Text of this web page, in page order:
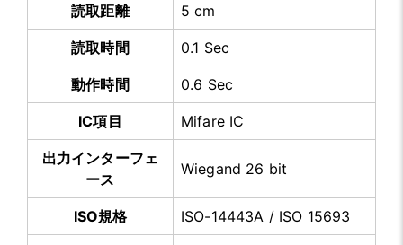
読取距離 5 cm
読取時間 0.1 Sec
動作時間 0.6 Sec
IC項目 Mifare IC
出力インターフェ
ース
Wiegand 26 bit
ISO規格 ISO-14443A / ISO 15693